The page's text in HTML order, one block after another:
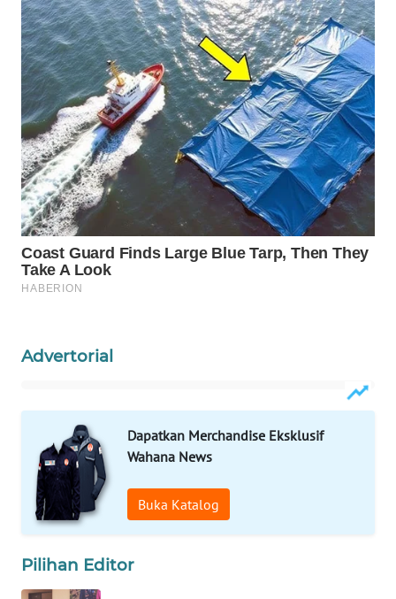
Advertorial
Dapatkan Merchandise Eksklusif
Wahana News
Buka Katalog
Pilihan Editor
Wahana
Network
KONSUMEN
LISTRIK
MASYARAKAT
KELISTRIKAN
WALINKI
ID
MAWAKA
ID
NET
MKLI
LPKKI
LKKI